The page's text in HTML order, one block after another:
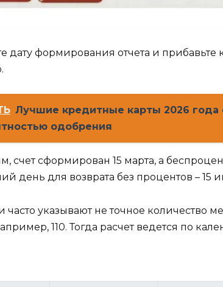
дату формирования отчета и прибавьте
Лучшие кредитные карты 2026 года
одобрения
счет сформирован 15 марта, а
день для возврата без процентов – 15
часто указывают не точное количество
110. Тогда расчет ведется по